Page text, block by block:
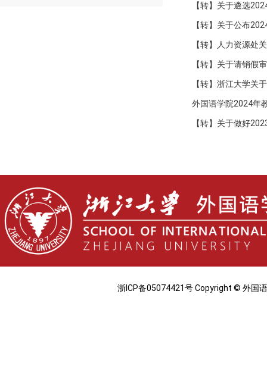
【转】关于遴选
【转】关于公布
【转】人力资源处
【转】关于请销假
【转】浙江大学关
外国语学院2024年
【转】关于做好
浙ICP备05074421号 Copyright © 外国